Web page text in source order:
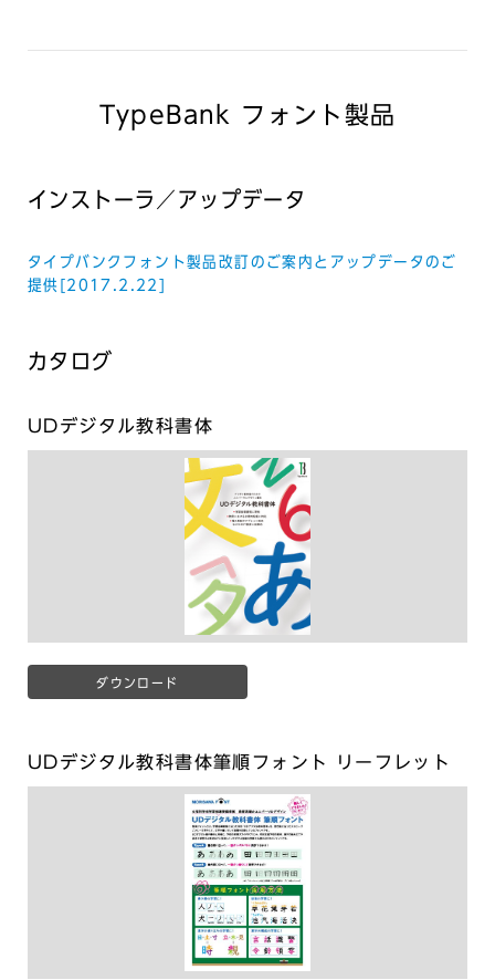
TypeBank フォント製品
インストーラ／アップデータ
タイプバンクフォント製品改訂のご案内とアップデータのご
提供[2017.2.22]
カタログ
UDデジタル教科書体
ダウンロード
UDデジタル教科書体筆順フォント リーフレット